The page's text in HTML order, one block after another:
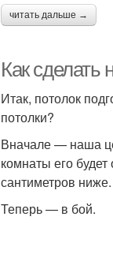
читать дальше →
Как сделать
Итак, потолок
потолки?
Вначале — наша
комнаты его
сантиметров ниже.
Теперь — в бой.